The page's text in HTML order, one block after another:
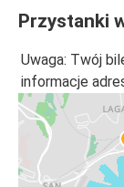
Przystanki
Uwaga: Twój
informacje